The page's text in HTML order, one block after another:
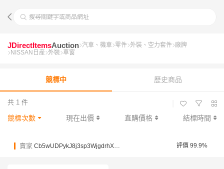
搜尋關鍵字或商品網址
JDirectItemsAuction 汽車、機車 零件 外裝、空力套件 廠牌
NISSAN日産 外裝 車窗
競標中 歷史商品
共 1 件
競標次數 現在出價 直購價格 結標時間
賣家 Cb5wUDPykJ8j3sp3WjgdrhX2FG4Lu 評價 99.9%